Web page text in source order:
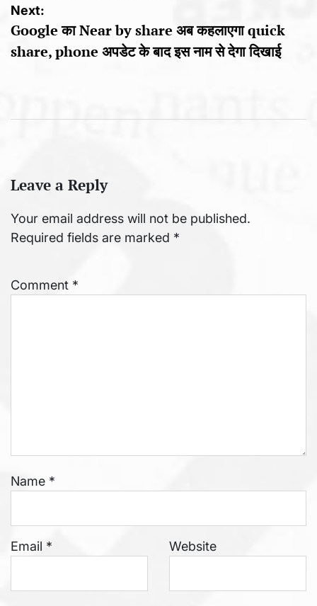
Next:
Google का Near by share अब कहलाएगा quick
share, phone अपडेट के बाद इस नाम से देगा दिखाई
Leave a Reply
Your email address will not be published.
Required fields are marked *
Comment *
Name *
Email * Website